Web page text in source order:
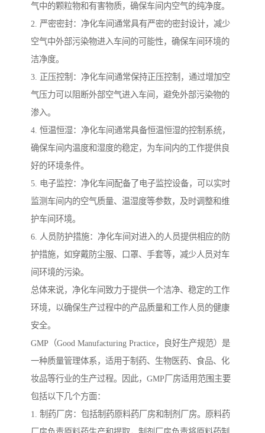
气中的颗粒物和有害物质，确保车间内空气的纯净度。
2. 严密密封：净化车间通常具有严密的密封设计，减少
空气中外部污染物进入车间的可能性，确保车间环境的
洁净度。
3. 正压控制：净化车间通常保持正压控制，通过增加空
气压力可以阻断外部空气进入车间，避免外部污染物的
渗入。
4. 恒温恒湿：净化车间通常具备恒温恒湿的控制系统，
确保车间内温度和湿度的稳定，为车间内的工作提供良
好的环境条件。
5. 电子监控：净化车间配备了电子监控设备，可以实时
监测车间内的空气质量、温湿度等参数，及时调整和维
护车间环境。
6. 人员防护措施：净化车间对进入的人员提供相应的防
护措施，如穿戴防尘服、口罩、手套等，减少人员对车
间环境的污染。
总体来说，净化车间致力于提供一个洁净、稳定的工作
环境，以确保生产过程中的产品质量和工作人员的健康
安全。
GMP（Good Manufacturing Practice，良好生产规范）是
一种质量管理体系，适用于制药、生物医药、食品、化
妆品等行业的生产过程。因此，GMP厂房适用范围主要
包括以下几个方面：
1. 制药厂房：包括制药原料药厂房和制剂厂房。原料药